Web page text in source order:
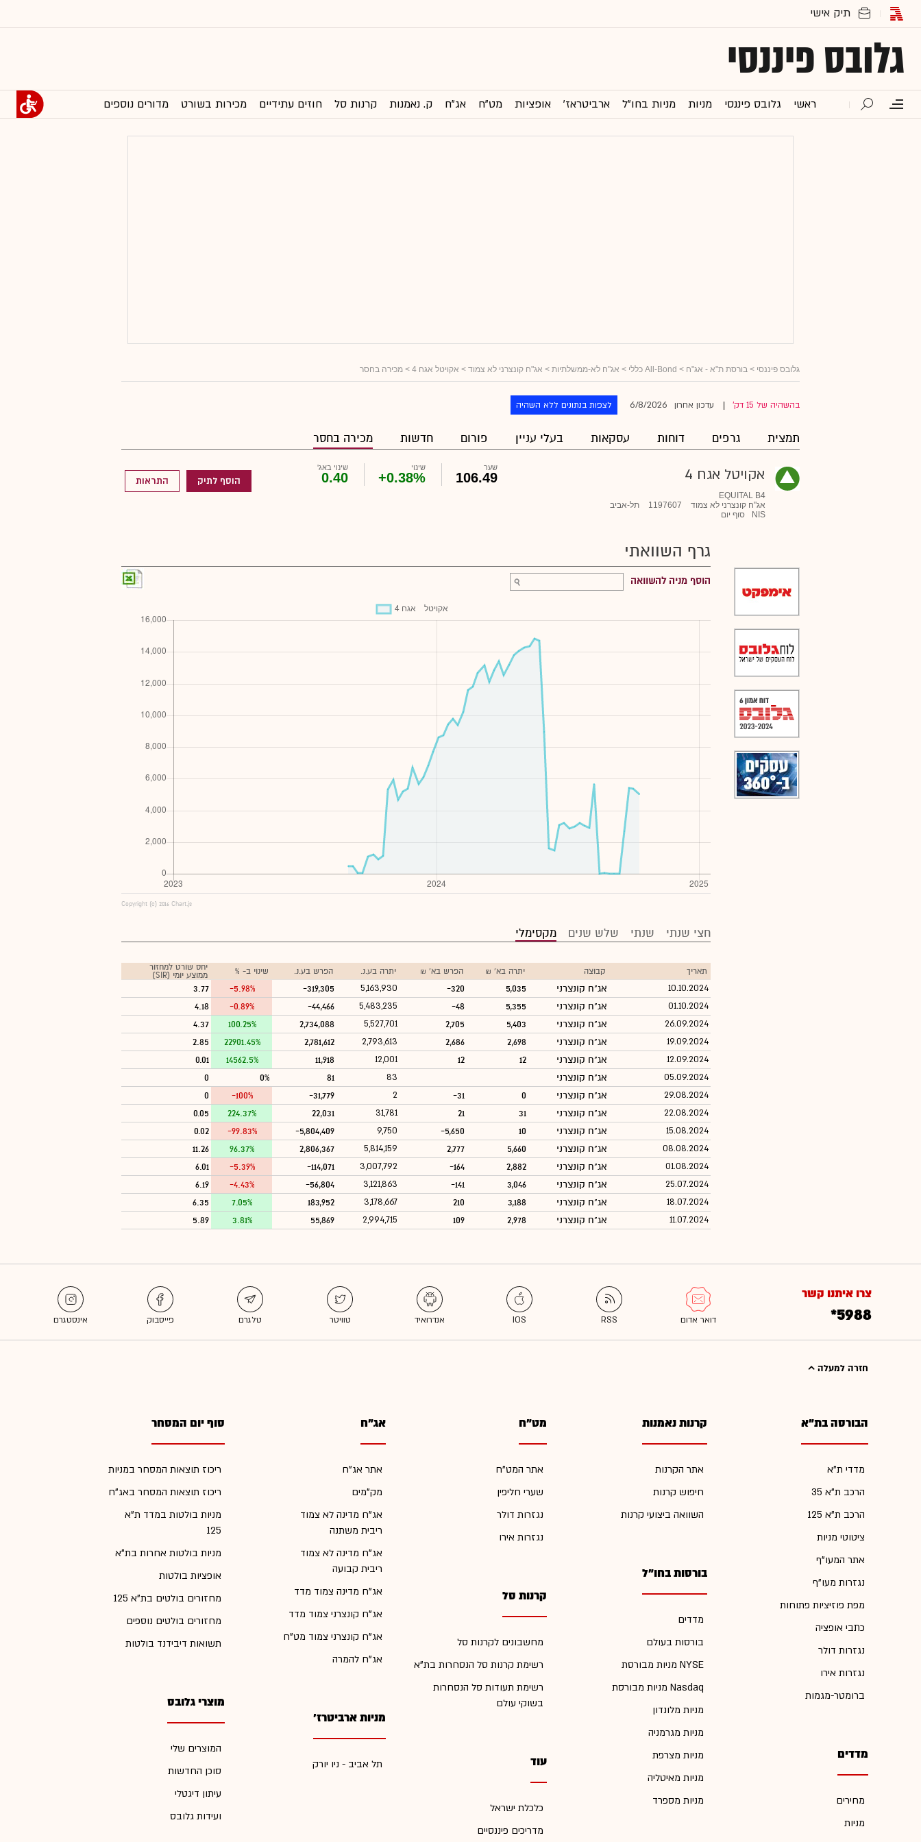
גלובס פיננסי
ראשי גלובס פיננסי מניות מניות בחו"ל ארביטראז' אופציות מט"ח אג"ח ק. נאמנות קרנות סל חוזים עתידיים מכירות בשורט מדורים נוספים
גלובס פיננסי > בורסת ת"א - אג"ח > All-Bond כללי > אג"ח לא-ממשלתיות > אג"ח קונצרני לא צמוד > אקויטל אגח 4 > מכירה בחסר
בהשהיה של 15 דק' עדכון אחרון 6/8/2026 לצפות בנתונים ללא השהיה
תמצית גרפים דוחות עסקאות בעלי עניין פורום חדשות מכירה בחסר
אקויטל אגח 4
EQUITAL B4
אג"ח קונצרני לא צמוד
1197607
תל-אביב
NIS
סוף יום
שער
106.49
שינוי
+0.38%
שינוי באג'
0.40 הוסף לתיק התראות
גרף השוואתי
הוסף מניה להשוואה
Copyright (c) 2016 Chart.js
חצי שנתי שנתי שלש שנים מקסימלי
תאריך קבוצה יתרה בא' ₪ הפרש בא' ₪ יתרה בע.נ. הפרש בע.נ. שינוי ב- %
יחס שורט למחזור
ממוצע יומי (SIR)
10.10.2024 אג"ח קונצרני 5,035
-320
5,163,930
-319,305
-5.98%
3.77
01.10.2024 אג"ח קונצרני 5,355
-48
5,483,235
-44,466
-0.89%
4.18
26.09.2024 אג"ח קונצרני 5,403
2,705
5,527,701
2,734,088
100.25%
4.37
19.09.2024 אג"ח קונצרני 2,698
2,686
2,793,613
2,781,612
22901.45%
2.85
12.09.2024 אג"ח קונצרני 12
12
12,001
11,918
14562.5%
0.01
05.09.2024 אג"ח קונצרני 83
81
0%
0
29.08.2024 אג"ח קונצרני 0
-31
2
-31,779
-100%
0
22.08.2024 אג"ח קונצרני 31
21
31,781
22,031
224.37%
0.05
15.08.2024 אג"ח קונצרני 10
-5,650
9,750
-5,804,409
-99.83%
0.02
08.08.2024 אג"ח קונצרני 5,660
2,777
5,814,159
2,806,367
96.37%
11.26
01.08.2024 אג"ח קונצרני 2,882
-164
3,007,792
-114,071
-5.39%
6.01
25.07.2024 אג"ח קונצרני 3,046
-141
3,121,863
-56,804
-4.43%
6.19
18.07.2024 אג"ח קונצרני 3,188
210
3,178,667
183,952
7.05%
6.35
11.07.2024 אג"ח קונצרני 2,978
109
2,994,715
55,869
3.81%
5.89
צרו איתנו קשר
*5988
חזרה למעלה
הבורסה בת"א
מדדי ת"א
הרכב ת"א 35
הרכב ת"א 125
ציטוטי מניות
אתר המעו"ף
נגזרות מעו"ף
מפת פוזיציות פתוחות
כתבי אופציה
נגזרות דולר
נגזרות אירו
ברומטר-מגמות
מדדים
מחירים
מניות
קרנות נאמנות
אתר הקרנות
חיפוש קרנות
השוואה ביצועי קרנות
בורסות בחו"ל
מדדים
בורסות בעולם
מניות מבורסת NYSE
מניות מבורסת Nasdaq
מניות מלונדון
מניות מגרמניה
מניות מצרפת
מניות מאיטליה
מניות מספרד
מט"ח
אתר המט"ח
שערי חליפין
נגזרות דולר
נגזרות אירו
קרנות סל
מחשבונים לקרנות סל
רשימת קרנות סל הנסחרות בת"א
רשימת תעודות סל הנסחרות
בשוקי עולם
עוד
כלכלת ישראל
מדריכים פיננסיים
אג"ח
אתר אג"ח
מק"מים
אג"ח מדינה לא צמוד
ריבית משתנה
אג"ח מדינה לא צמוד
ריבית קבועה
אג"ח מדינה צמוד מדד
אג"ח קונצרני צמוד מדד
אג"ח קונצרני צמוד מט"ח
אג"ח להמרה
מניות ארביטרז'
תל אביב - ניו יורק
סוף יום המסחר
ריכוז תוצאות המסחר במניות
ריכוז תוצאות המסחר באג"ח
מניות בולטות במדד ת"א
125
מניות בולטות אחרות בת"א
אופציות בולטות
מחזורים בולטים בת"א 125
מחזורים בולטים נוספים
תשואות דיבידנד בולטות
מוצרי גלובס
המוצרים שלי
סוכן החדשות
עיתון דיגטלי
ועידות גלובס